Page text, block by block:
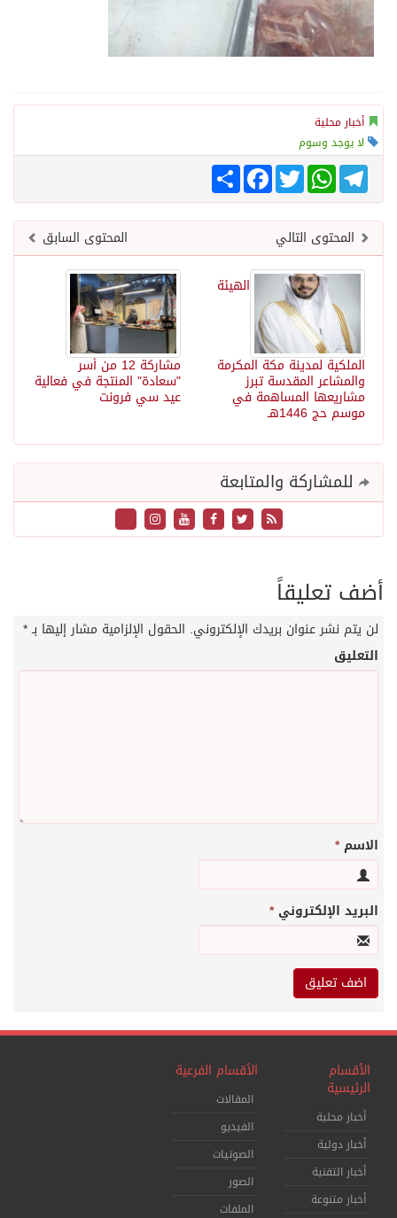
أخبار محلية
لا يوجد وسوم
انشر
FacebookTwitter
WhatsAppTelegram
المحتوى السابق المحتوى التالي
مشاركة 12 من أسر
"سعادة" المنتجة في فعالية
عيد سي فرونت
الهيئة
الملكية لمدينة مكة المكرمة
والمشاعر المقدسة تبرز
مشاريعها المساهمة في
موسم حج 1446هـ
للمشاركة والمتابعة
أضف تعليقاً
لن يتم نشر عنوان بريدك الإلكتروني. الحقول الإلزامية مشار إليها بـ*
التعليق
الاسم*
البريد الإلكتروني*
الأقسام
الرئيسية
أخبار محلية
أخبار دولية
أخبار التقنية
أخبار متنوعة
الأقسام الفرعية
المقالات
الفيديو
الصوتيات
الصور
الملفات